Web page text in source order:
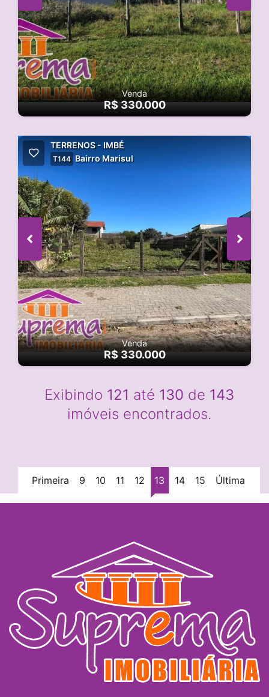
Venda
R$ 330.000
TERRENOS - IMBÉ
T144 Bairro Marisul
Venda
R$ 330.000
Exibindo 121 até 130 de 143
imóveis encontrados.
Primeira 9 10 11 12 13 14 15 Última